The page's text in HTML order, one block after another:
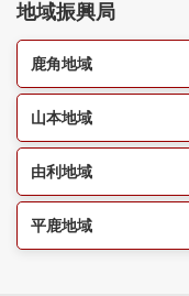
地域振興局
鹿角地域
山本地域
由利地域
平鹿地域